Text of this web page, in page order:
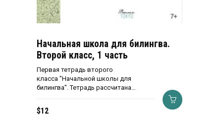
Начальная школа для билингва.
Второй класс, 1 часть
Первая тетрадь второго
класса "Начальной школы для
билингва". Тетрадь рассчитана…
$12